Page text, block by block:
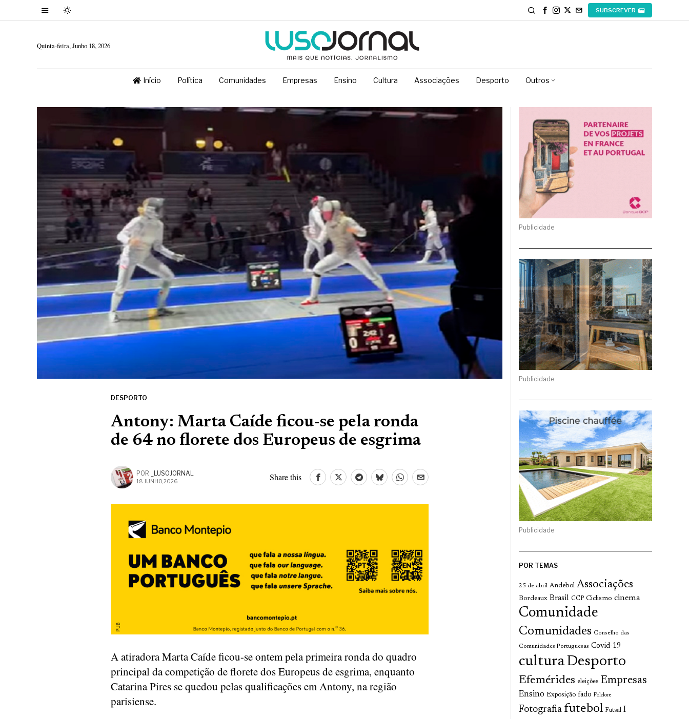
SUBSCREVER
Quinta-feira, Junho 18, 2026
Início Política Comunidades Empresas Ensino Cultura Associações Desporto Outros
DESPORTO
Antony: Marta Caíde ficou-se pela ronda
de 64 no florete dos Europeus de esgrima
POR _LUSOJORNAL
18 JUNHO, 2026 Share this
A atiradora Marta Caíde ficou-se ontem pela primeira ronda do quadro
principal da competição de florete dos Europeus de esgrima, enquanto
Catarina Pires se quedou pelas qualificações em Antony, na região
parisiense.
Publicidade
Publicidade
Publicidade
POR TEMAS
25 de abril Andebol Associações
Bordeaux Brasil CCP Ciclismo cinema
Comunidade
Comunidades Conselho das
Comunidades Portuguesas Covid-19
culturaDesporto
Efemérides eleições Empresas
Ensino Exposição fado Folclore
Fotografia futebol Futsal I